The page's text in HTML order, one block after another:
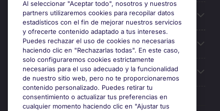
Búsqueda de empleo
Oficinas
Sobre Michael Page
Al seleccionar "Aceptar todo", nosotros y nuestros
partners utilizaremos cookies para recopilar datos
estadísticos con el fin de mejorar nuestros servicios
y ofrecerte contenido adaptado a tus intereses.
Puedes rechazar el uso de cookies no necesarias
haciendo clic en "Rechazarlas todas". En este caso,
solo configuraremos cookies estrictamente
necesarias para el uso adecuado y la funcionalidad
de nuestro sitio web, pero no te proporcionaremos
contenido personalizado. Puedes retirar tu
consentimiento o actualizar tus preferencias en
cualquier momento haciendo clic en "Ajustar tus